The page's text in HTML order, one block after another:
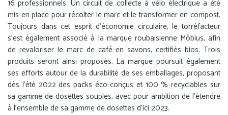
16 professionnels. Un circuit de collecte à vélo électrique a été
mis en place pour récolter le marc et le transformer en compost.
Toujours dans cet esprit d’économie circulaire, le torréfacteur
s’est également associé à la marque roubaisienne Möbius, afin
de revaloriser le marc de café en savons, certifiés bios. Trois
produits seront ainsi proposés. La marque poursuit également
ses efforts autour de la durabilité de ses emballages, proposant
dès l’été 2022 des packs éco-conçus et 100 % recyclables sur
sa gamme de dosettes souples, avec pour ambition de l’étendre
à l’ensemble de sa gamme de dosettes d’ici 2023.